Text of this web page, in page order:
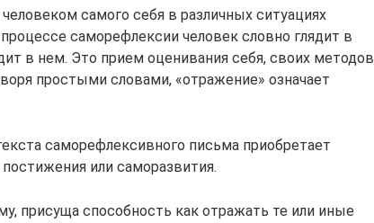
самого себя в различных ситуациях
саморефлексии человек словно глядит в
в нем. Это прием оценивания себя, своих методов
простыми словами, «отражение» означает
саморефлексивного письма приобретает
или саморазвития.
присуща способность как отражать те или иные